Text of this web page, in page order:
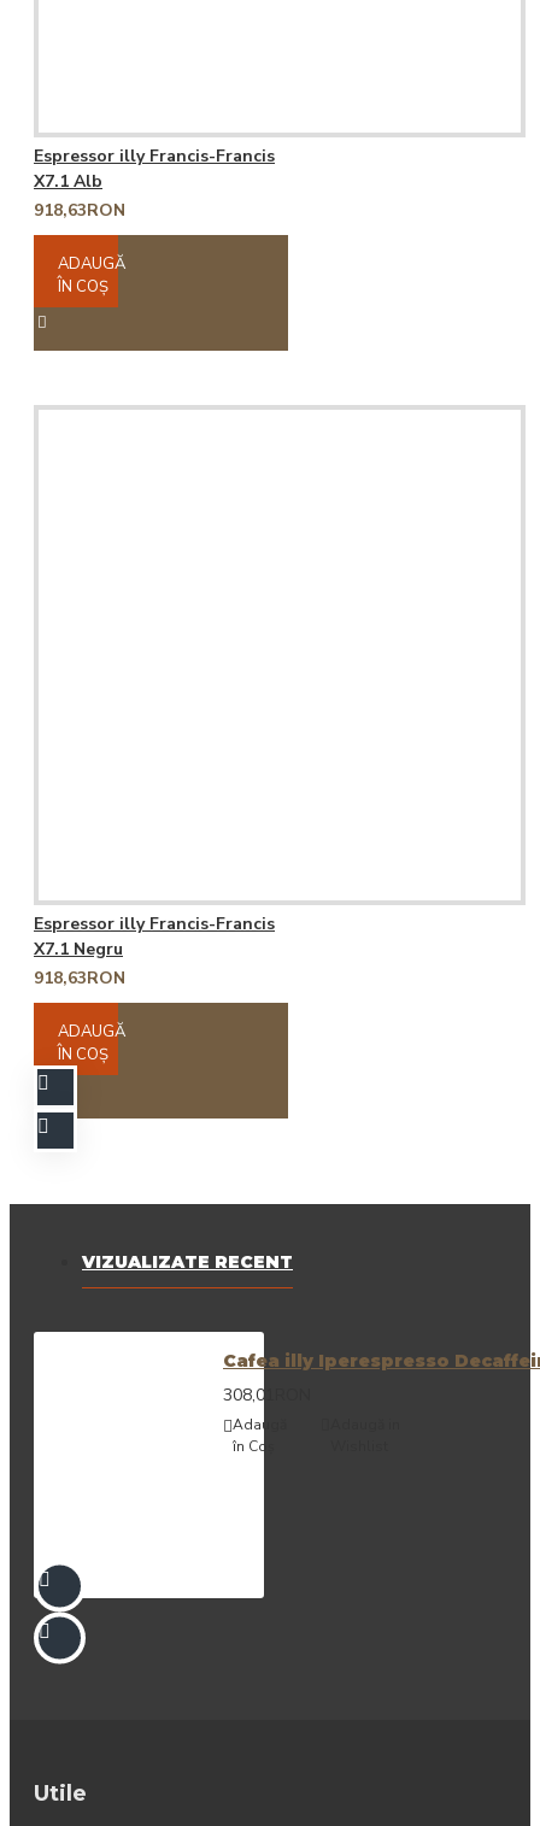
Espressor illy Francis-Francis
X7.1 Alb
918,63RON
ADAUGĂ
ÎN COŞ
Espressor illy Francis-Francis
X7.1 Negru
918,63RON
ADAUGĂ
ÎN COŞ
VIZUALIZATE RECENT
Cafea illy Iperespresso
308,01RON
Adaugă
în Coş
Utile